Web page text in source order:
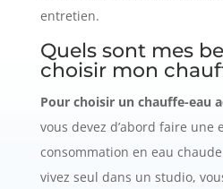
entretien.
Quels sont mes
choisir mon
Pour choisir un chauffe-eau
vous devez d’abord faire une
consommation en eau
vivez seul dans un studio,